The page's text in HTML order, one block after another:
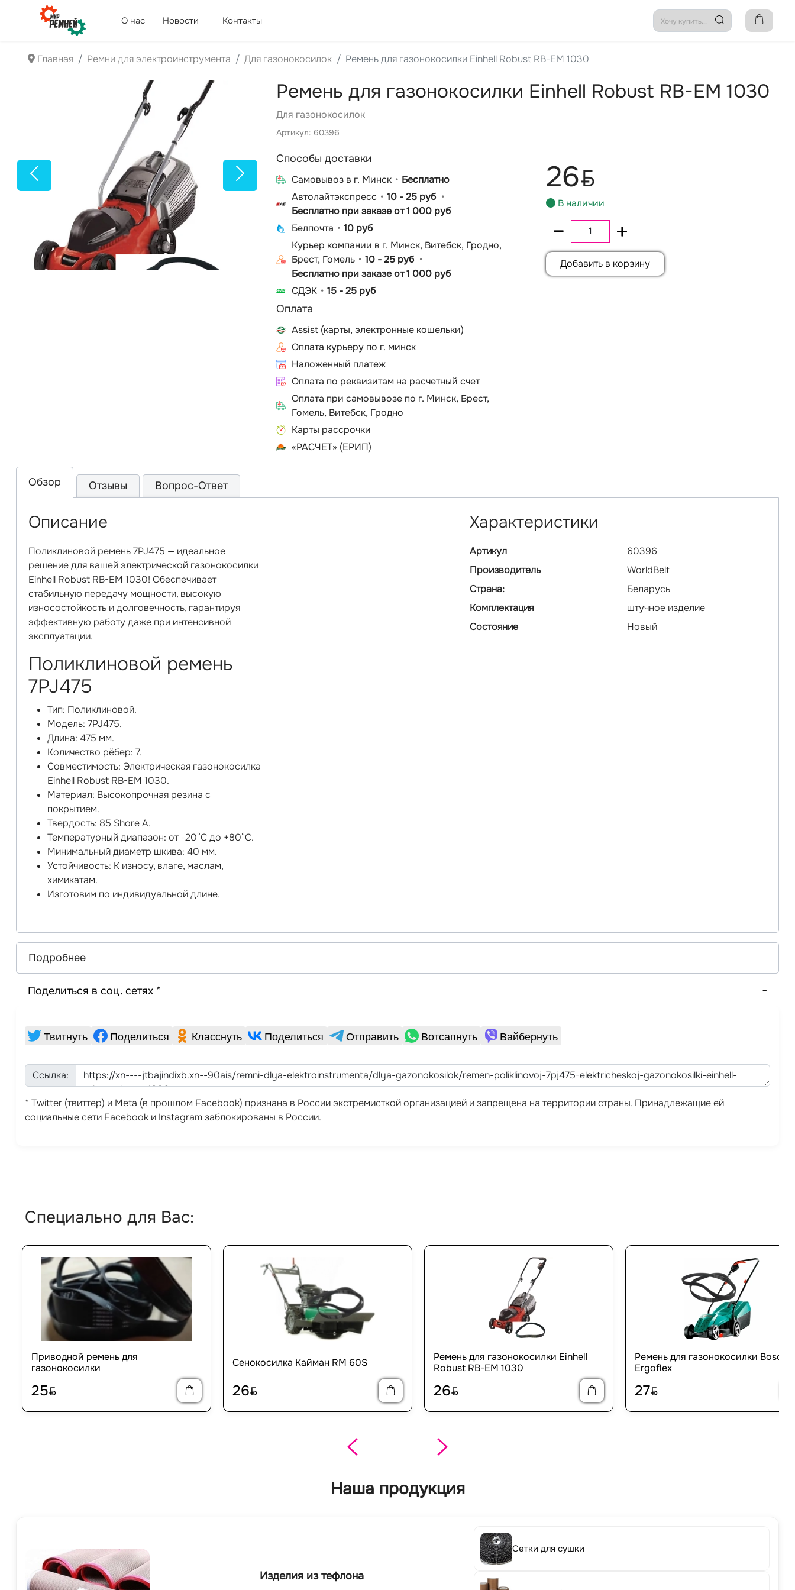
О нас Новости Контакты
Главная Ремни для электроинструмента Для газонокосилок Ремень для газонокосилки Einhell Robust RB-EM 1030
Ремень для газонокосилки Einhell Robust RB-EM 1030
Для газонокосилок
Артикул: 60396
Способы доставки
Cамовывоз в г. Минск
Бесплатно
Автолайтэкспресс
10 - 25 руб
Бесплатно при заказе от 1 000 руб
Белпочта
10 руб
Курьер компании в г. Минск, Витебск, Гродно,
Брест, Гомель
10 - 25 руб
Бесплатно при заказе от 1 000 руб
СДЭК
15 - 25 руб
Оплата
Assist (карты, электронные кошельки)
Оплата курьеру по г. минск
Наложенный платеж
Оплата по реквизитам на расчетный счет
Оплата при самовывозе по г. Минск, Брест,
Гомель, Витебск, Гродно
Карты рассрочки
«РАСЧЕТ» (ЕРИП)
26BYN
В наличии
Добавить в корзину
Обзор Отзывы Вопрос-Ответ
Описание
Поликлиновой ремень 7PJ475 — идеальное
решение для вашей электрической газонокосилки
Einhell Robust RB-EM 1030! Обеспечивает
стабильную передачу мощности, высокую
износостойкость и долговечность, гарантируя
эффективную работу даже при интенсивной
эксплуатации.
Поликлиновой ремень
7PJ475
Тип: Поликлиновой.
Модель: 7PJ475.
Длина: 475 мм.
Количество рёбер: 7.
Совместимость: Электрическая газонокосилка
Einhell Robust RB-EM 1030.
Материал: Высокопрочная резина с
покрытием.
Твердость: 85 Shore A.
Температурный диапазон: от -20°C до +80°C.
Минимальный диаметр шкива: 40 мм.
Устойчивость: К износу, влаге, маслам,
химикатам.
Изготовим по индивидуальной длине.
Характеристики
Артикул
60396
Производитель
WorldBelt
Страна:
Беларусь
Комплектация
штучное изделие
Состояние
Новый
Подробнее
Поделиться в соц. сетях *
Твитнуть Поделиться Класснуть Поделиться Отправить Вотсапнуть Вайбернуть
Ссылка:
* Twitter (твиттер) и Meta (в прошлом Facebook) признана в России экстремисткой организацией и запрещена на территории страны. Принадлежащие ей
социальные сети Facebook и Instagram заблокированы в России.
Специально для Вас:
Приводной ремень для
газонокосилки
25BYN
Сенокосилка Кайман RM 60S
26BYN
Ремень для газонокосилки Einhell
Robust RB-EM 1030
26BYN
Ремень для газонокосилки Bosch
Ergoflex
27BYN
Наша продукция
Изделия из тефлона
Сетки для сушки